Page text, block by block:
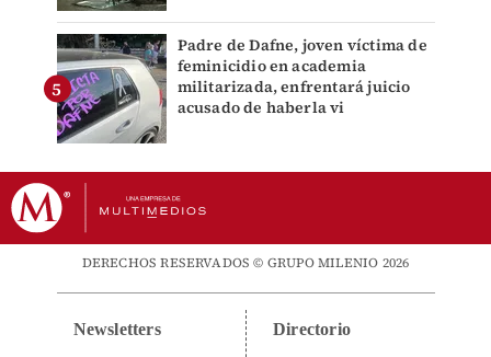
Padre de Dafne, joven víctima de
feminicidio en academia
militarizada, enfrentará juicio
acusado de haberla vi
DERECHOS RESERVADOS © GRUPO MILENIO 2026
Newsletters Directorio